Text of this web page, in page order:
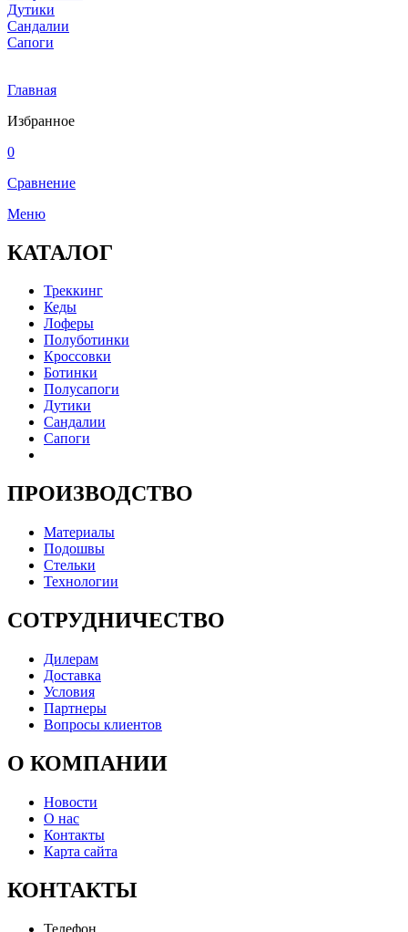
Дутики
Сандалии
Сапоги
Главная
Избранное
0
Сравнение
Меню
КАТАЛОГ
Треккинг
Кеды
Лоферы
Полуботинки
Кроссовки
Ботинки
Полусапоги
Дутики
Сандалии
Сапоги
ПРОИЗВОДСТВО
Материалы
Подошвы
Стельки
Технологии
СОТРУДНИЧЕСТВО
Дилерам
Доставка
Условия
Партнеры
Вопросы клиентов
О КОМПАНИИ
Новости
О нас
Контакты
Карта сайта
КОНТАКТЫ
Телефон